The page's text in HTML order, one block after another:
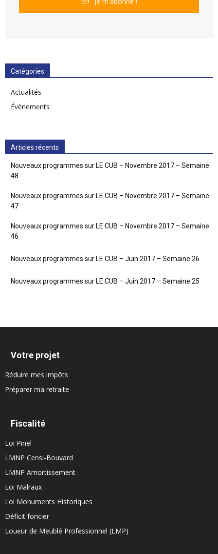
Catégories
Actualités
Évènements
Articles récents
Nouveaux programmes sur LE CUB – Novembre 2017 – Semaine
48
Nouveaux programmes sur LE CUB – Novembre 2017 – Semaine
47
Nouveaux programmes sur LE CUB – Novembre 2017 – Semaine
46
Nouveaux programmes sur LE CUB – Juin 2017 – Semaine 26
Nouveaux programmes sur LE CUB – Juin 2017 – Semaine 25
Votre projet
Réduire mes impôts
Préparer ma retraite
Fiscalité
Loi Pinel
LMNP Censi-Bouvard
LMNP Amortissement
Loi Malraux
Loi Monuments Historiques
Déficit foncier
Loueur de Meublé Professionnel (LMP)